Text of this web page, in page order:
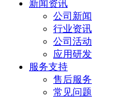
新闻资讯
公司新闻
行业资讯
公司活动
应用研发
服务支持
售后服务
常见问题